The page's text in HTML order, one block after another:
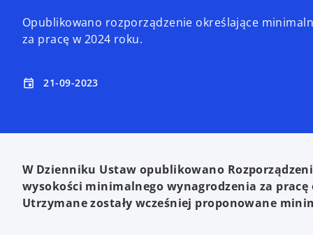
Opublikowano rozporządzenie określające
za pracę w 2024 roku.
event 21-09-2023
W Dzienniku Ustaw opublikowano
wysokości minimalnego wynagrodzenia za
Utrzymane zostały wcześniej proponowane